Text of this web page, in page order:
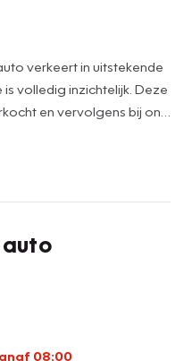
verkeert in uitstekende
volledig inzichtelijk. Deze
en vervolgens bij ons
en er is nooit op
Audi.
die overigens ook in
alle achterstoelen met
worden. Zo creëer
te vervoeren.
08:00